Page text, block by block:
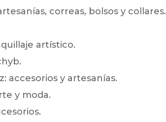
correas, bolsos y collares.
artístico.
accesorios y artesanías.
y moda.